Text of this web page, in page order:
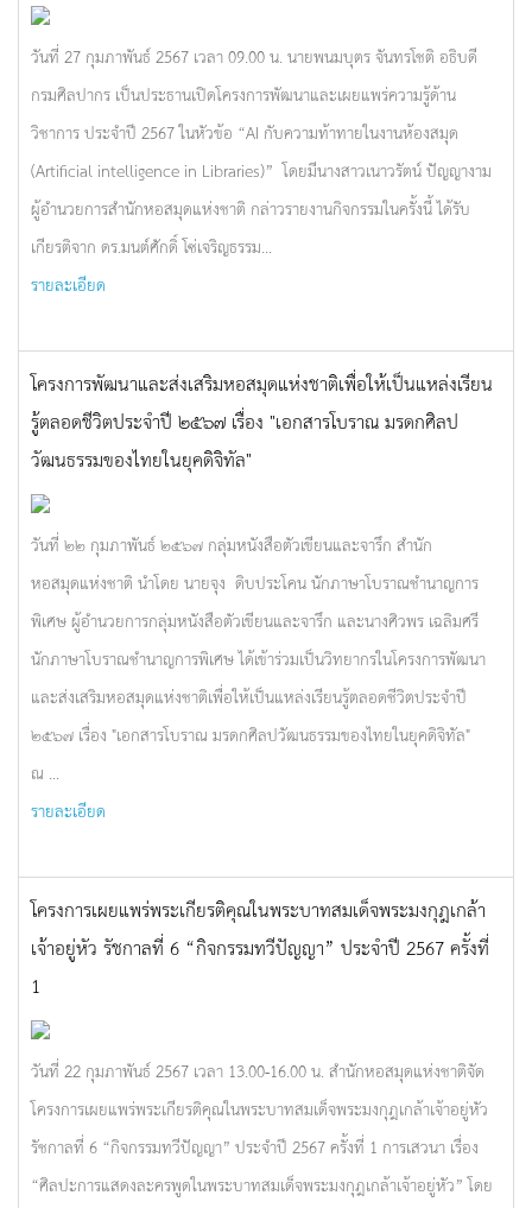
วันที่ 27 กุมภาพันธ์ 2567 เวลา 09.00 น. นายพนมบุตร จันทรโชติ อธิบดี
กรมศิลปากร เป็นประธานเปิดโครงการพัฒนาและเผยแพร่ความรู้ด้าน
วิชาการ ประจำปี 2567 ในหัวข้อ “AI กับความท้าทายในงานห้องสมุด
(Artificial intelligence in Libraries)” โดยมีนางสาวเนาวรัตน์ ปัญญางาม
ผู้อำนวยการสำนักหอสมุดแห่งชาติ กล่าวรายงานกิจกรรมในครั้งนี้ ได้รับ
เกียรติจาก ดร.มนต์ศักดิ์ โซ่เจริญธรรม...
รายละเอียด
โครงการพัฒนาและส่งเสริมหอสมุดแห่งชาติเพื่อให้เป็นแหล่งเรียน
รู้ตลอดชีวิตประจำปี ๒๕๖๗ เรื่อง "เอกสารโบราณ มรดกศิลป
วัฒนธรรมของไทยในยุคดิจิทัล"
วันที่ ๒๒ กุมภาพันธ์ ๒๕๖๗ กลุ่มหนังสือตัวเขียนและจารึก สำนัก
หอสมุดแห่งชาติ นำโดย นายจุง ดิบประโคน นักภาษาโบราณชำนาญการ
พิเศษ ผู้อำนวยการกลุ่มหนังสือตัวเขียนและจารึก และนางศิวพร เฉลิมศรี
นักภาษาโบราณชำนาญการพิเศษ ได้เข้าร่วมเป็นวิทยากรในโครงการพัฒนา
และส่งเสริมหอสมุดแห่งชาติเพื่อให้เป็นแหล่งเรียนรู้ตลอดชีวิตประจำปี
๒๕๖๗ เรื่อง "เอกสารโบราณ มรดกศิลปวัฒนธรรมของไทยในยุคดิจิทัล"
ณ ...
รายละเอียด
โครงการเผยแพร่พระเกียรติคุณในพระบาทสมเด็จพระมงกุฎเกล้า
เจ้าอยู่หัว รัชกาลที่ 6 “กิจกรรมทวีปัญญา” ประจำปี 2567 ครั้งที่
1
วันที่ 22 กุมภาพันธ์ 2567 เวลา 13.00-16.00 น. สำนักหอสมุดแห่งชาติจัด
โครงการเผยแพร่พระเกียรติคุณในพระบาทสมเด็จพระมงกุฎเกล้าเจ้าอยู่หัว
รัชกาลที่ 6 “กิจกรรมทวีปัญญา” ประจำปี 2567 ครั้งที่ 1 การเสวนา เรื่อง
“ศิลปะการแสดงละครพูดในพระบาทสมเด็จพระมงกุฎเกล้าเจ้าอยู่หัว” โดย